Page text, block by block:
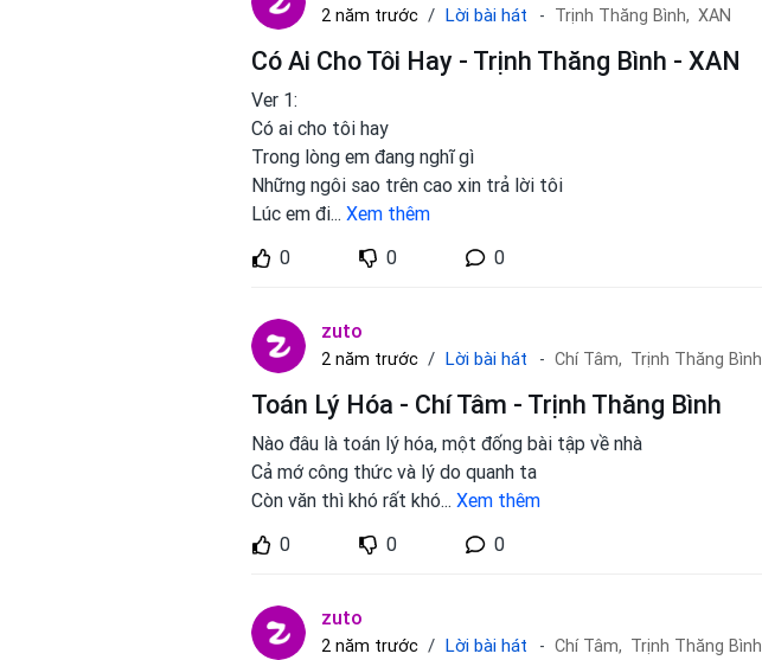
2 năm trước Lời bài hát Trịnh Thăng Bình, XAN
Có Ai Cho Tôi Hay - Trịnh Thăng Bình - XAN
Ver 1:
Có ai cho tôi hay
Trong lòng em đang nghĩ gì
Những ngôi sao trên cao xin trả lời tôi
Lúc em đi... Xem thêm
0
0 0
zuto
2 năm trước Lời bài hát Chí Tâm, Trịnh Thăng Bình
Toán Lý Hóa - Chí Tâm - Trịnh Thăng Bình
Nào đâu là toán lý hóa, một đống bài tập về nhà
Cả mớ công thức và lý do quanh ta
Còn văn thì khó rất khó... Xem thêm
0
0 0
zuto
2 năm trước Lời bài hát Chí Tâm, Trịnh Thăng Bình